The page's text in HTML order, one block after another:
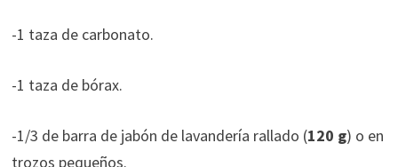
-1 taza de carbonato.
-1 taza de bórax.
-1/3 de barra de jabón de lavandería rallado (120 g) o en
trozos pequeños.